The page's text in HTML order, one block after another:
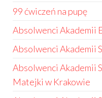
99 ćwiczeń na pupę
Absolwenci Akademii
Absolwenci Akademii
Absolwenci Akademii
Matejki w Krakowie